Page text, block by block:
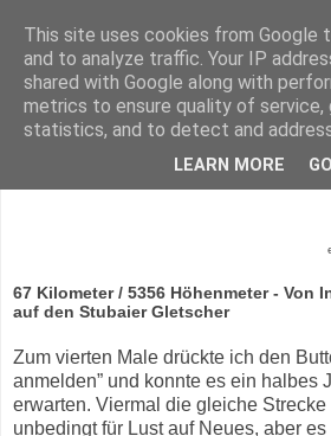
Donnerstag, 5. August 2021
Stubai-Ultratrail
67 Kilometer / 5356 Höhenmeter - Von
auf den Stubaier Gletscher
Zum vierten Male drückte ich den
anmelden” und konnte es ein halbes
erwarten. Viermal die gleiche
unbedingt für Lust auf Neues, aber
This site uses cookies from Google
and to analyze traffic. Your IP
shared with Google along with
metrics to ensure quality of service,
statistics, and to detect and
LEARN MORE